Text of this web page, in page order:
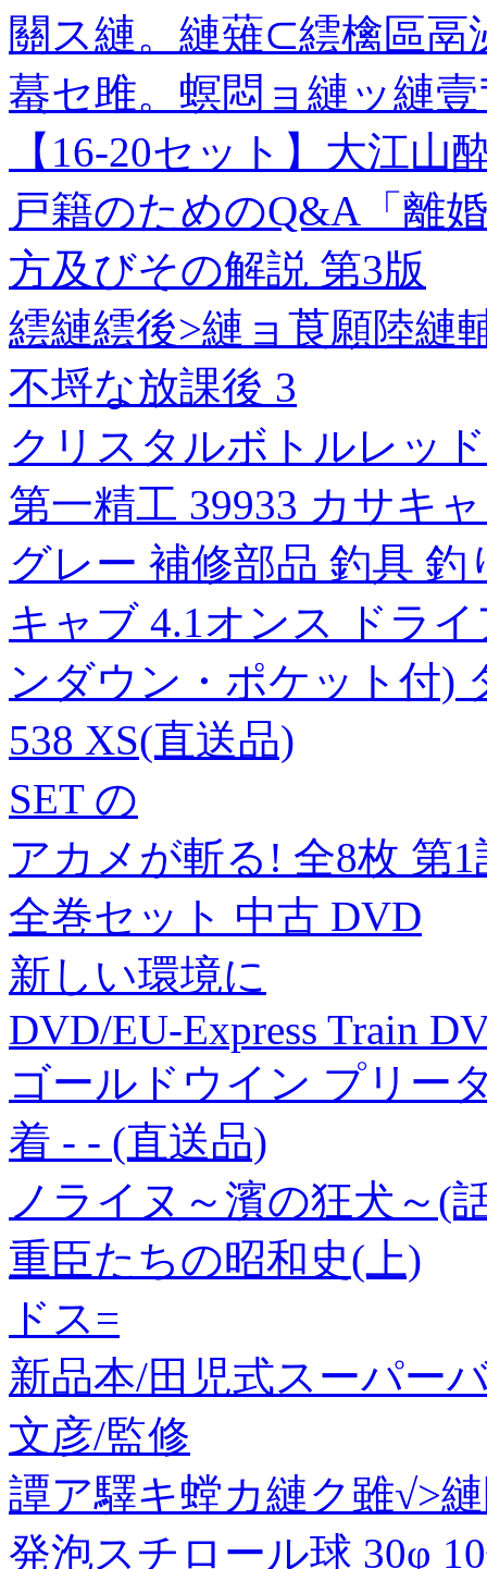
關ス縺。縺薙⊂繧檎區鬲
蟇セ雎。螟悶ョ縺ッ縺
【16-20セット】大江
戸籍のためのQ&A「離
方及びその解説 第3版
繧縺繧後>縺ョ莨願陸縺
不埒な放課後 3
クリスタルボトルレッド
第一精工 39933 カサキ
グレー 補修部品 釣具 釣
キャブ 4.1オンス ドラ
ンダウン・ポケット付)
538 XS(直送品)
SET の
アカメが斬る! 全8枚 第
全巻セット 中古 DVD
新しい環境に
DVD/EU-Express Train
ゴールドウイン プリー
着 - - (直送品)
ノライヌ～濱の狂犬～(
重臣たちの昭和史(上)
ドス=
新品本/田児式スーパー
文彦/監修
譚ア驛キ螳カ縺ク雖√>
発泡スチロール球 30φ